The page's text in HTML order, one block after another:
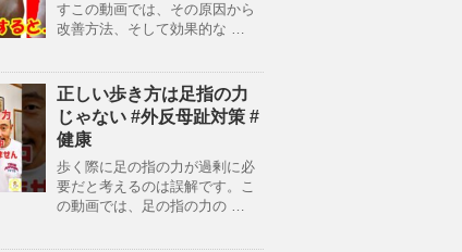
すこの動画では、その原因から
改善方法、そして効果的な …
正しい歩き方は足指の力
じゃない #外反母趾対策 #
健康
歩く際に足の指の力が過剰に必
要だと考えるのは誤解です。こ
の動画では、足の指の力の …